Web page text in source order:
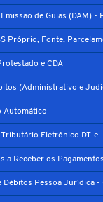
de Guias (DAM) -
Próprio, Fonte,
e CDA
(Administrativo e
Automático
Eletrônico DT-e
a Receber os
Débitos Pessoa Jurídica